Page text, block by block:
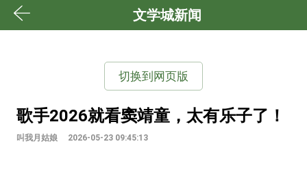
文学城新闻
切换到网页版
歌手2026就看窦靖童，太有乐子了！
叫我月姑娘 2026-05-23 09:45:13